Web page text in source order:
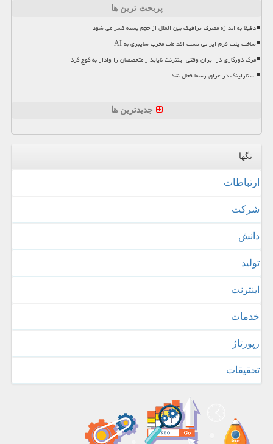
پربحث ترین ها
دقیقا به اندازه مصرف ترافیک بین الملل از حجم بسته کسر می شود
ساخت پلت فرم ایرانی تست اقدامات مخرب سایبری به AI
مرگ دورکاری در ایران وقتی اینترنت ناپایدار متخصصان را وادار به کوچ کرد
استارلینک در عراق رسما فعال شد
جدیدترین ها
تگها
ارتباطات
شركت
دانش
تولید
اینترنت
خدمات
رپورتاژ
تحقیقات